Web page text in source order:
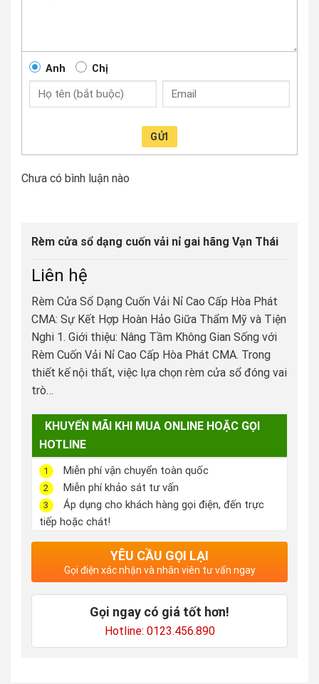
Anh Chị
GỬI
Chưa có bình luận nào
Rèm cửa sổ dạng cuốn vải nỉ gai hãng Vạn Thái
Liên hệ
Rèm Cửa Sổ Dạng Cuốn Vải Nỉ Cao Cấp Hòa Phát
CMA: Sự Kết Hợp Hoàn Hảo Giữa Thẩm Mỹ và Tiện
Nghi 1. Giới thiệu: Nâng Tầm Không Gian Sống với
Rèm Cuốn Vải Nỉ Cao Cấp Hòa Phát CMA. Trong
thiết kế nội thất, việc lựa chọn rèm cửa sổ đóng vai
trò…
KHUYẾN MÃI KHI MUA ONLINE HOẶC GỌI
HOTLINE
1 Miễn phí vận chuyển toàn quốc
2 Miễn phí khảo sát tư vấn
3
Áp dụng cho khách hàng gọi điện, đến trực
tiếp hoặc chát!
YÊU CẦU GỌI LẠI
Gọi điện xác nhận và nhân viên tư vấn ngay
Gọi ngay có giá tốt hơn!
Hotline: 0123.456.890